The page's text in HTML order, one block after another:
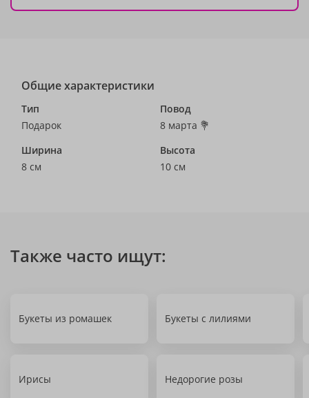
Общие характеристики
Тип
Подарок
Повод
8 марта 💐
Ширина
8 см
Высота
10 см
Также часто ищут:
Букеты из ромашек Букеты с лилиями
Ирисы Недорогие розы